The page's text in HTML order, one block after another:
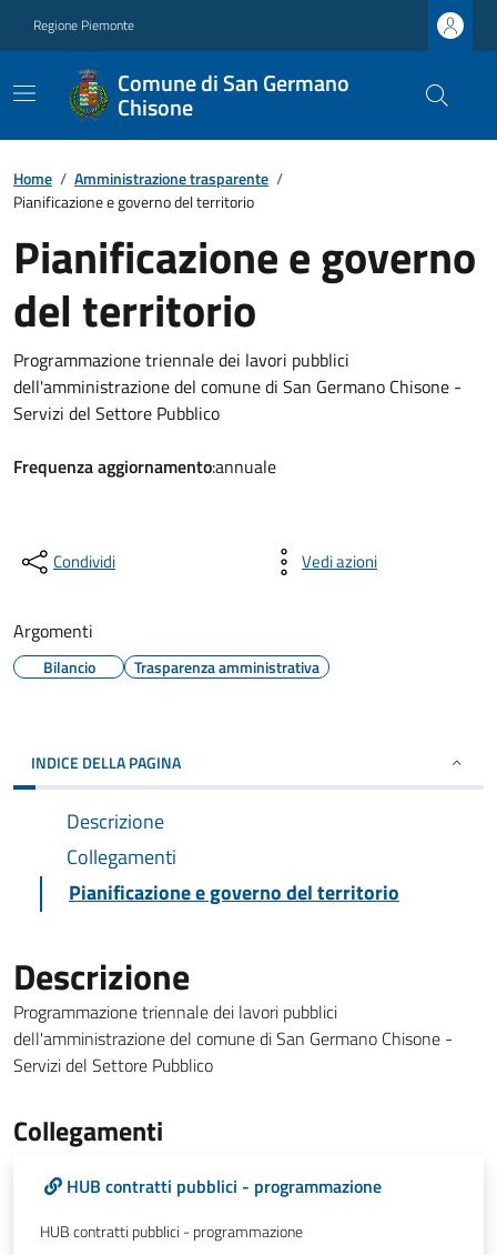
Regione Piemonte
Comune di San Germano
Chisone
Home / Amministrazione trasparente /
Pianificazione e governo del territorio
Pianificazione e governo
del territorio
Programmazione triennale dei lavori pubblici
dell'amministrazione del comune di San Germano Chisone -
Servizi del Settore Pubblico
Frequenza aggiornamento:annuale
Condividi Vedi azioni
Argomenti
Bilancio Trasparenza amministrativa
INDICE DELLA PAGINA
Descrizione
Collegamenti
Pianificazione e governo del territorio
Descrizione
Programmazione triennale dei lavori pubblici
dell'amministrazione del comune di San Germano Chisone -
Servizi del Settore Pubblico
Collegamenti
HUB contratti pubblici - programmazione
HUB contratti pubblici - programmazione